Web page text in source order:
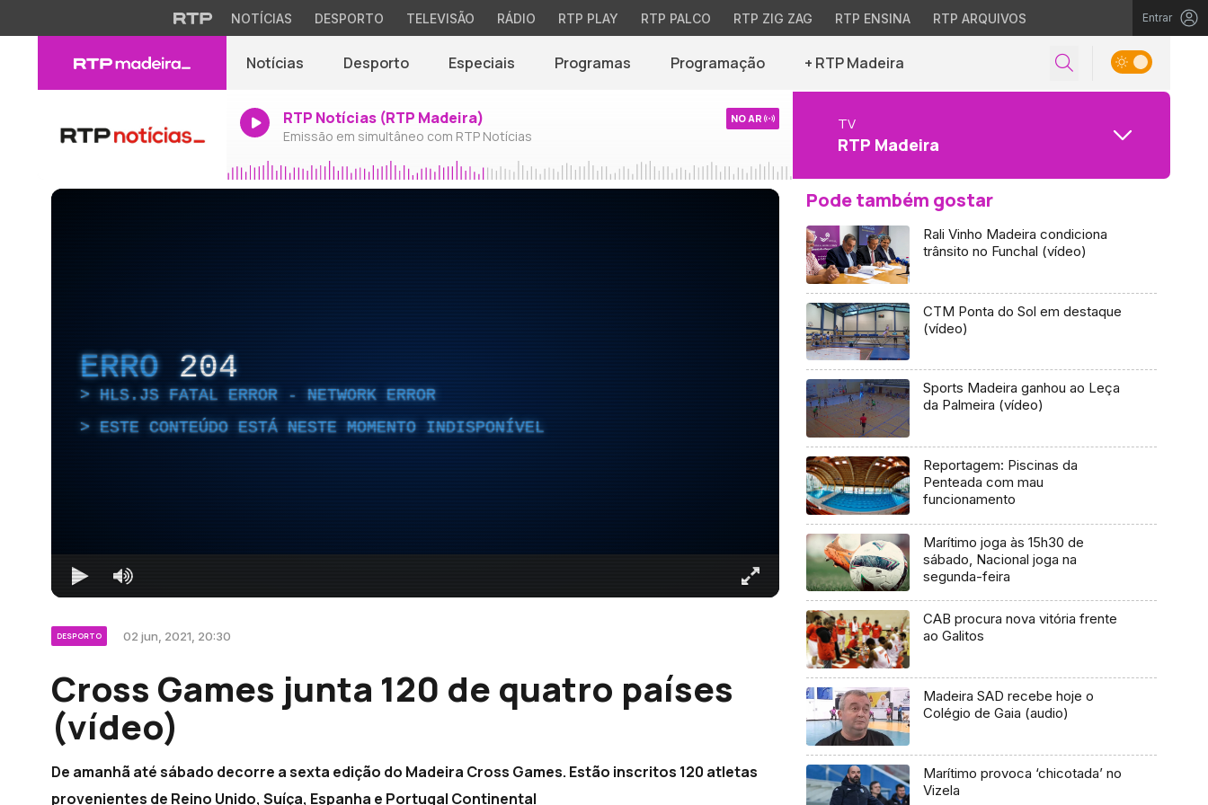
NOTÍCIAS DESPORTO TELEVISÃO RÁDIO RTP PLAY RTP PALCO RTP ZIG ZAG RTP ENSINA RTP ARQUIVOS Entrar
Notícias Desporto Especiais Programas Programação + RTP Madeira
RTP Notícias (RTP Madeira)
Emissão em simultâneo com RTP Notícias
NO AR TV
RTP Madeira
ERRO 204
HLS.JS FATAL ERROR - NETWORK ERROR
ESTE CONTEÚDO ESTÁ NESTE MOMENTO INDISPONÍVEL
DESPORTO 02 jun, 2021, 20:30
Cross Games junta 120 de quatro países
(vídeo)
De amanhã até sábado decorre a sexta edição do Madeira Cross Games. Estão inscritos 120 atletas
provenientes de Reino Unido, Suíça, Espanha e Portugal Continental
Pode também gostar
Rali Vinho Madeira condiciona
trânsito no Funchal (vídeo)
CTM Ponta do Sol em destaque
(vídeo)
Sports Madeira ganhou ao Leça
da Palmeira (vídeo)
Reportagem: Piscinas da
Penteada com mau
funcionamento
Marítimo joga às 15h30 de
sábado, Nacional joga na
segunda-feira
CAB procura nova vitória frente
ao Galitos
Madeira SAD recebe hoje o
Colégio de Gaia (audio)
Marítimo provoca ‘chicotada’ no
Vizela